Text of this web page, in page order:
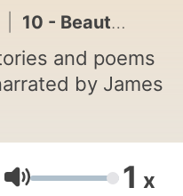
10 - Beauty to A Blind Boy
and poems
by James
Volum 1 x